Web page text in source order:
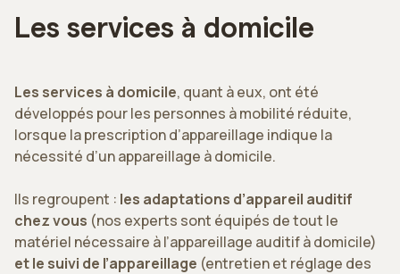
Les services à domicile
Les services à domicile, quant à eux, ont été
développés pour les personnes à mobilité réduite,
lorsque la prescription d’appareillage indique la
nécessité d’un appareillage à domicile.
Ils regroupent : les adaptations d’appareil auditif
chez vous (nos experts sont équipés de tout le
matériel nécessaire à l’appareillage auditif à domicile)
et le suivi de l’appareillage (entretien et réglage des